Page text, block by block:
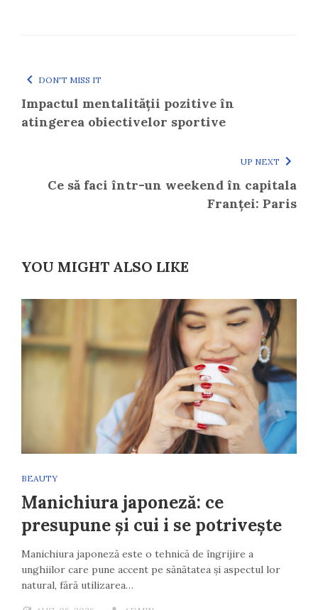
DON'T MISS IT
Impactul mentalității pozitive în
atingerea obiectivelor sportive
UP NEXT
Ce să faci într-un weekend în capitala
Franței: Paris
YOU MIGHT ALSO LIKE
BEAUTY
Manichiura japoneză: ce
presupune și cui i se potrivește
Manichiura japoneză este o tehnică de îngrijire a
unghiilor care pune accent pe sănătatea și aspectul lor
natural, fără utilizarea…